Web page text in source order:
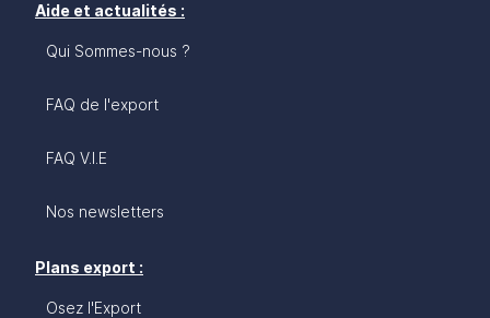
Aide et actualités :
Qui Sommes-nous ?
FAQ de l'export
FAQ V.I.E
Nos newsletters
Plans export :
Osez l'Export